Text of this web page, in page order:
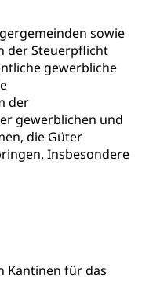
sowie
der Steuerpflicht
gewerbliche
der
gewerblichen und
die Güter
Insbesondere
Kantinen für das
Auto, Motorrad,
Kantonsstrassen